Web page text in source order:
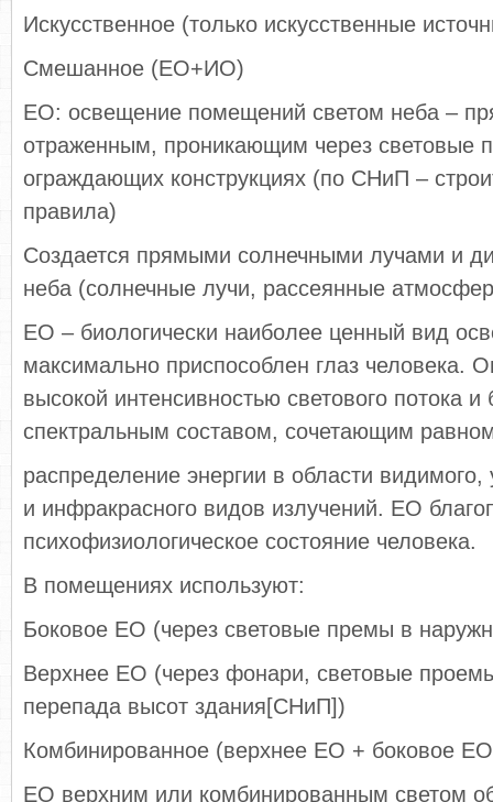
Искусственное (только искусственные
Смешанное (ЕО+ИО)
ЕО: освещение помещений светом неба –
отраженным, проникающим через световые
ограждающих конструкциях (по СНиП –
правила)
Создается прямыми солнечными лучами и
неба (солнечные лучи, рассеянные
ЕО – биологически наиболее ценный вид
максимально приспособлен глаз человека.
высокой интенсивностью светового потока и
спектральным составом, сочетающим
распределение энергии в области видимого,
и инфракрасного видов излучений. ЕО
психофизиологическое состояние человека.
В помещениях используют:
Боковое ЕО (через световые премы в
Верхнее ЕО (через фонари, световые
перепада высот здания[СНиП])
Комбинированное (верхнее ЕО + боковое
ЕО верхним или комбинированным светом